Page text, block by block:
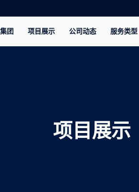
团 项目展示 公司动态 服务类型
项目展示